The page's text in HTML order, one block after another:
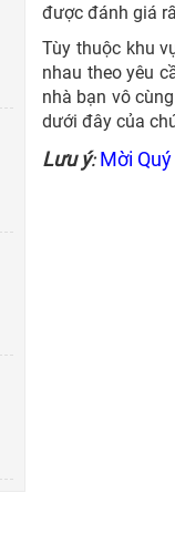
được đánh giá
Tùy thuộc khu
nhau theo yêu
nhà bạn vô
dưới đây của
Lưu ý: Mời